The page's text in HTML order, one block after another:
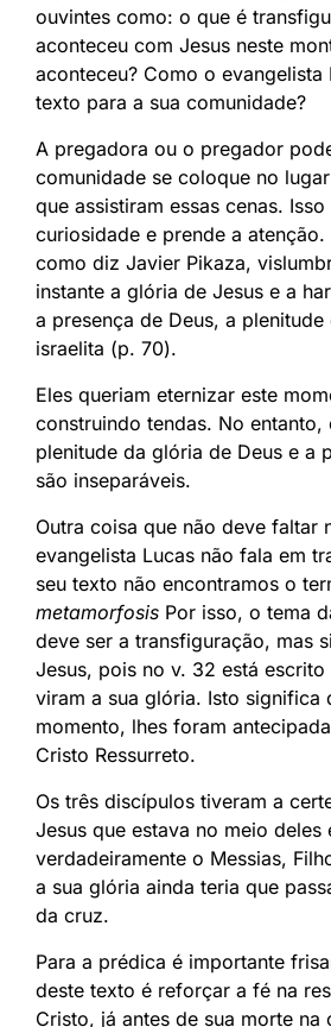
ouvintes como: o que é
aconteceu com Jesus neste
aconteceu? Como o evangelista
texto para a sua comunidade?
A pregadora ou o pregador
comunidade se coloque no
que assistiram essas cenas.
curiosidade e prende a
como diz Javier Pikaza,
instante a glória de Jesus e a
a presença de Deus, a
israelita (p. 70).
Eles queriam eternizar este
construindo tendas. No entanto,
plenitude da glória de Deus e a
são inseparáveis.
Outra coisa que não deve faltar
evangelista Lucas não fala em
seu texto não encontramos o
metamorfosis Por isso, o tema
deve ser a transfiguração, mas
Jesus, pois no v. 32 está
viram a sua glória. Isto significa
momento, lhes foram
Cristo Ressurreto.
Os três discípulos tiveram a
Jesus que estava no meio deles
verdadeiramente o Messias,
a sua glória ainda teria que
da cruz.
Para a prédica é importante
deste texto é reforçar a fé na
Cristo, já antes de sua morte na